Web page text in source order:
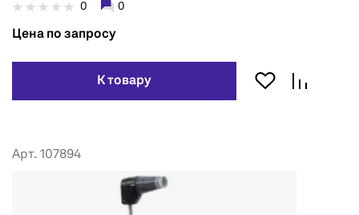
0 0
Цена по запросу
К товару
Арт. 107894